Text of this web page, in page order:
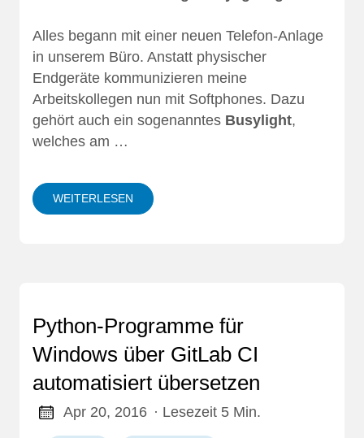
Alles begann mit einer neuen Telefon-Anlage
in unserem Büro. Anstatt physischer
Endgeräte kommunizieren meine
Arbeitskollegen nun mit Softphones. Dazu
gehört auch ein sogenanntes Busylight,
welches am …
WEITERLESEN
Python-Programme für
Windows über GitLab CI
automatisiert übersetzen
Apr 20, 2016 · Lesezeit 5 Min.